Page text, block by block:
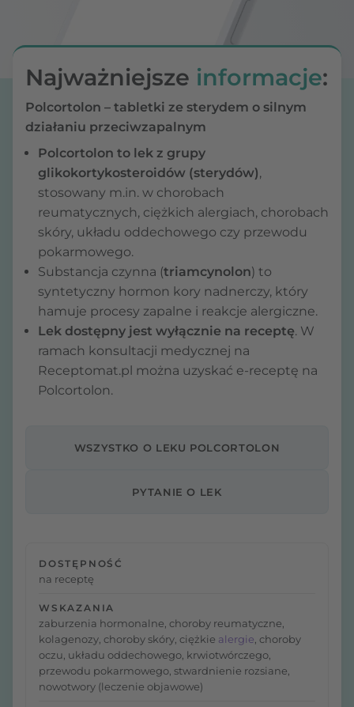
Najważniejsze informacje:
Polcortolon – tabletki ze sterydem o silnym
działaniu przeciwzapalnym
Polcortolon to lek z grupy
glikokortykosteroidów (sterydów),
stosowany m.in. w chorobach
reumatycznych, ciężkich alergiach, chorobach
skóry, układu oddechowego czy przewodu
pokarmowego.
Substancja czynna (triamcynolon) to
syntetyczny hormon kory nadnerczy, który
hamuje procesy zapalne i reakcje alergiczne.
Lek dostępny jest wyłącznie na receptę. W
ramach konsultacji medycznej na
Receptomat.pl można uzyskać e-receptę na
Polcortolon.
WSZYSTKO O LEKU POLCORTOLON
PYTANIE O LEK
DOSTĘPNOŚĆ
na receptę
WSKAZANIA
zaburzenia hormonalne, choroby reumatyczne,
kolagenozy, choroby skóry, ciężkie alergie , choroby
oczu, układu oddechowego, krwiotwórczego,
przewodu pokarmowego, stwardnienie rozsiane,
nowotwory (leczenie objawowe)